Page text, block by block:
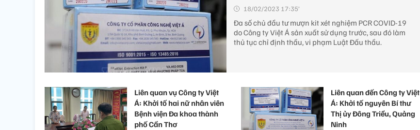
18/02/2023 17:35’
Đa số chủ đầu tư mượn kit xét nghiệm PCR COVID-19
do Công ty Việt Á sản xuất sử dụng trước, sau đó làm
thủ tục chỉ định thầu, vi phạm Luật Đấu thầu.
Liên quan vụ Công ty Việt
Á: Khởi tố hai nữ nhân viên
Bệnh viện Đa khoa thành
phố Cần Thơ
Liên quan đến Công ty Việt
Á: Khởi tố nguyên Bí thư
Thị ủy Đông Triều, Quảng
Ninh